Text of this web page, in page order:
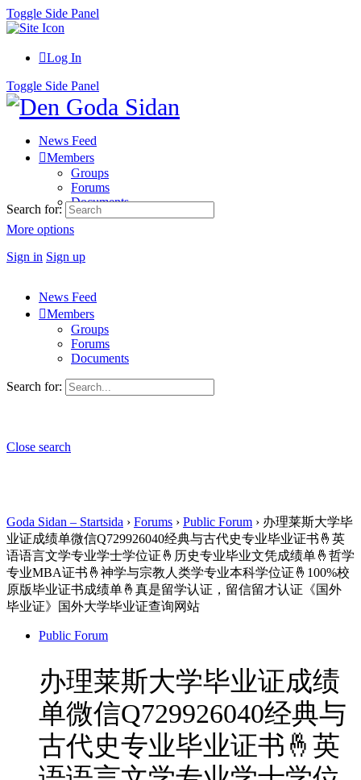
Toggle Side Panel
Log In
Toggle Side Panel
News Feed
Members
Groups
Forums
Documents
More options
Sign in Sign up
Search for:
News Feed
Members
Groups
Forums
Documents
Search for:
Close search
Goda Sidan – Startsida › Forums › Public Forum › 办理莱斯大学毕
业证成绩单微信Q729926040经典与古代史专业毕业证书🤞英
语语言文学专业学士学位证🤞历史专业毕业文凭成绩单🤞哲学
专业MBA证书🤞神学与宗教人类学专业本科学位证🤞100%校
原版毕业证书成绩单🤞真是留学认证，留信留才认证《国外
毕业证》国外大学毕业证查询网站
Public Forum
办理莱斯大学毕业证成绩
单微信Q729926040经典与
古代史专业毕业证书🤞英